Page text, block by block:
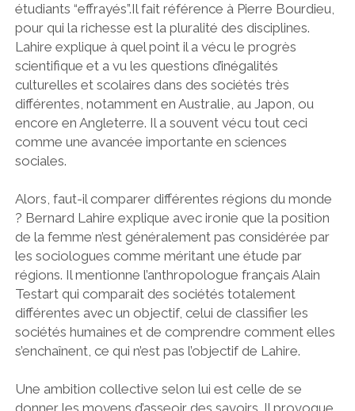
étudiants “effrayés”.Il fait référence à Pierre Bourdieu,
pour qui la richesse est la pluralité des disciplines.
Lahire explique à quel point il a vécu le progrès
scientifique et a vu les questions d’inégalités
culturelles et scolaires dans des sociétés très
différentes, notamment en Australie, au Japon, ou
encore en Angleterre. Il a souvent vécu tout ceci
comme une avancée importante en sciences
sociales.
Alors, faut-il comparer différentes régions du monde
? Bernard Lahire explique avec ironie que la position
de la femme n’est généralement pas considérée par
les sociologues comme méritant une étude par
régions. Il mentionne l’anthropologue français Alain
Testart qui comparait des sociétés totalement
différentes avec un objectif, celui de classifier les
sociétés humaines et de comprendre comment elles
s’enchaînent, ce qui n’est pas l’objectif de Lahire.
Une ambition collective selon lui est celle de se